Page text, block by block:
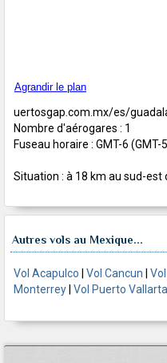
Agrandir le plan
uertosgap.com.mx/es/
Nombre d'aérogares : 1
Fuseau horaire : GMT-6 (GMT-
Situation : à 18 km au sud-est
Autres vols au Mexique...
Vol Acapulco Vol Cancun
Monterrey Vol Puerto Vallarta